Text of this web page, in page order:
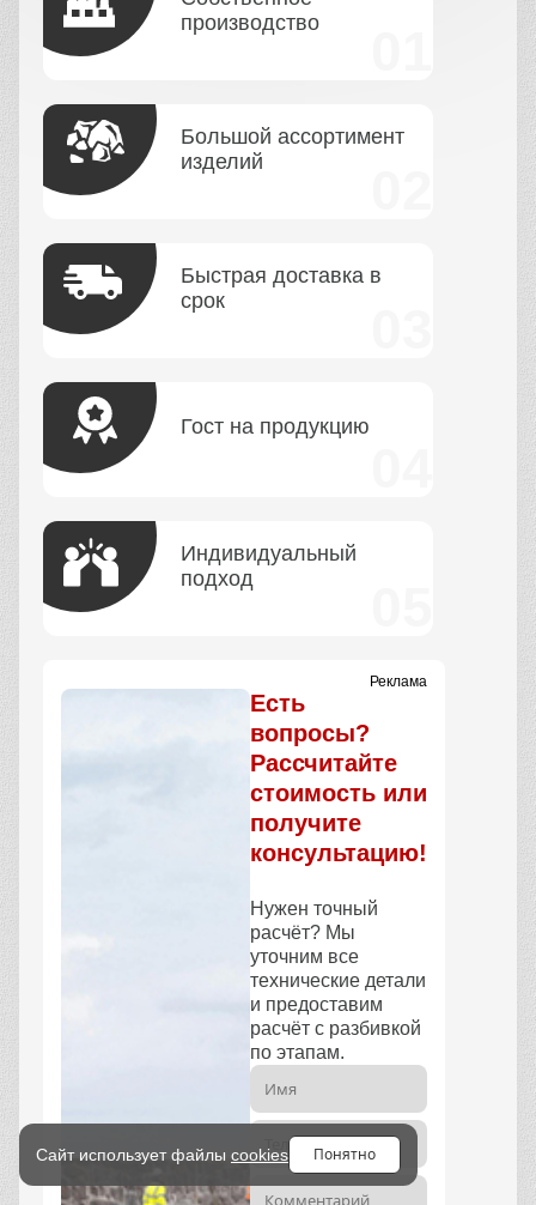
производство
Большой ассортимент
изделий
Быстрая доставка в
срок
Гост на продукцию
Индивидуальный
подход
Реклама
Есть
вопросы?
Рассчитайте
стоимость или
получите
консультацию!
Нужен точный
расчёт? Мы
уточним все
технические детали
и предоставим
расчёт с разбивкой
по этапам.
Сайт использует файлы cookies Понятно